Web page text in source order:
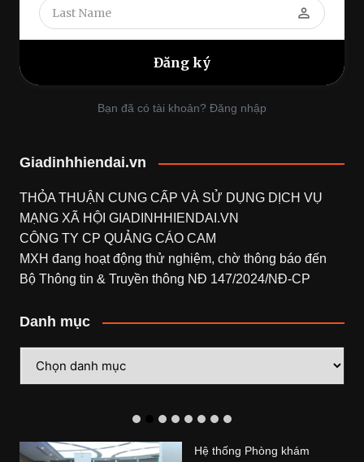
perm_identity
Bạn đã có tài khoản? Đăng nhập
Giadinhhiendai.vn
THỎA THUẬN CUNG CẤP VÀ SỬ DỤNG DỊCH VỤ
MẠNG XÃ HỘI GIADINHHIENDAI.VN
CÔNG TY CP QUẢNG CÁO CAM
MXH đang hoạt động thử nghiệm, chờ thông báo đến
Bộ Thông tin & Truyền thông NĐ 147/2024/NĐ-CP
Danh mục
mục
Hệ thống Phòng khám